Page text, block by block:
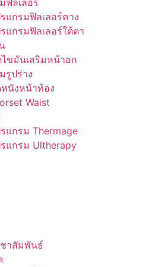
ฟิลเลอร์
แกรมฟิลเลอร์คาง
แกรมฟิลเลอร์ใต้ตา
ขมันเสริมหน้าอก
รูปร่าง
นังหน้าท้อง
Waist
แกรม Thermage
แกรม Ultherapy
าสัมพันธ์